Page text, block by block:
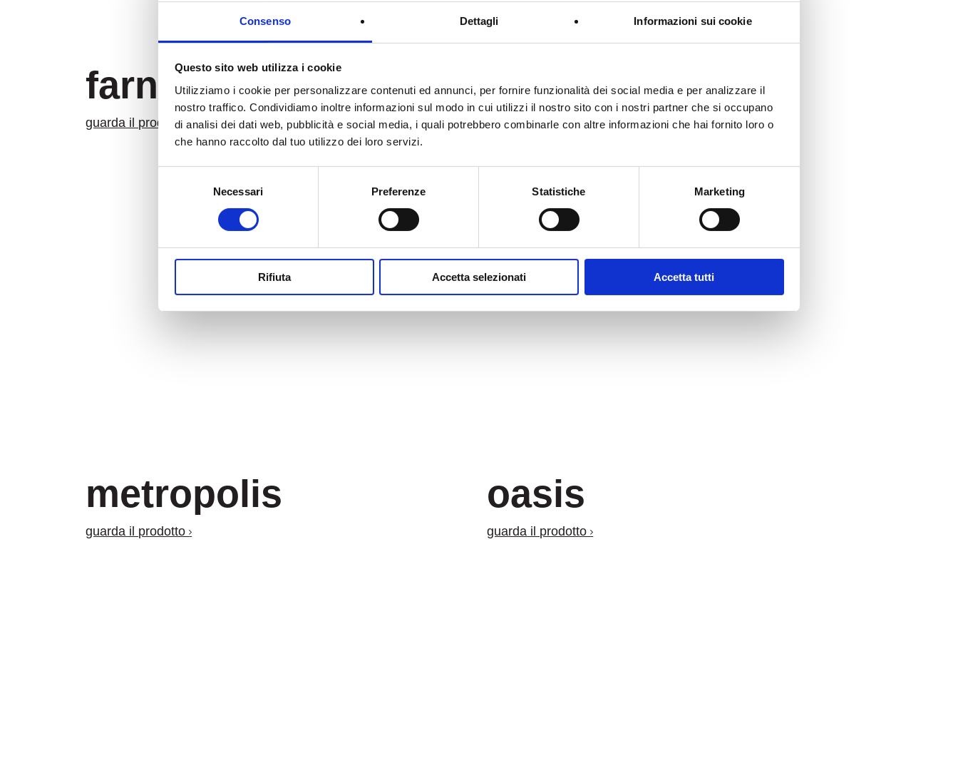
Consenso Dettagli Informazioni sui cookie
Questo sito web utilizza i cookie
Utilizziamo i cookie per personalizzare contenuti ed annunci, per fornire funzionalità dei social media e per analizzare il
nostro traffico. Condividiamo inoltre informazioni sul modo in cui utilizzi il nostro sito con i nostri partner che si occupano
di analisi dei dati web, pubblicità e social media, i quali potrebbero combinarle con altre informazioni che hai fornito loro o
che hanno raccolto dal tuo utilizzo dei loro servizi.
Necessari Preferenze Statistiche Marketing
Rifiuta Accetta selezionati Accetta tutti
farniente
guarda il prodotto
kat
guarda il prodotto
metropolis
guarda il prodotto
oasis
guarda il prodotto